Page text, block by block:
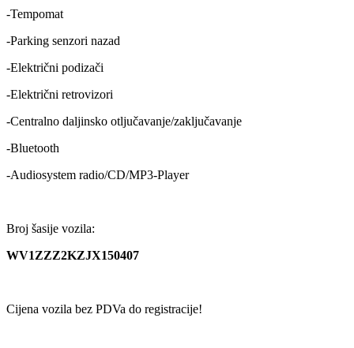
-Tempomat
-Parking senzori nazad
-Električni podizači
-Električni retrovizori
-Centralno daljinsko otljučavanje/zaključavanje
-Bluetooth
-Audiosystem radio/CD/MP3-Player
Broj šasije vozila:
WV1ZZZ2KZJX150407
Cijena vozila bez PDVa do registracije!